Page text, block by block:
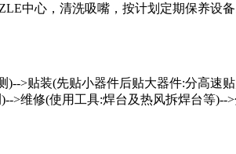
中心，清洗吸嘴，按计划定期保养设备
>贴装(先贴小器件后贴大器件:分高
>维修(使用工具:焊台及热风拆焊台等